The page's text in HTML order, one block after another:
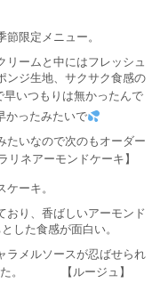
限定メニュー。
リームと中にはフレッシュ
ンジ生地、サクサク食感の
早いつもりは無かったんで
かったみたいで
たいなので次のもオーダー
リネアーモンドケーキ】
ーキ。
おり、香ばしいアーモンド
した食感が面白い。
ラメルソースが忍ばせられ
。
【ルージュ】